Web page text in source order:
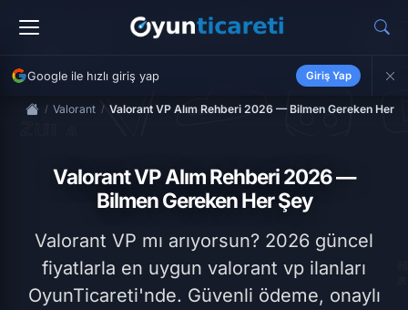
Google ile hızlı giriş yap Giriş Yap
Valorant Valorant VP Alım Rehberi 2026 — Bilmen Gereken Her
Valorant VP Alım Rehberi 2026 —
Bilmen Gereken Her Şey
Valorant VP mı arıyorsun? 2026 güncel
fiyatlarla en uygun valorant vp ilanları
OyunTicareti'nde. Güvenli ödeme, onaylı